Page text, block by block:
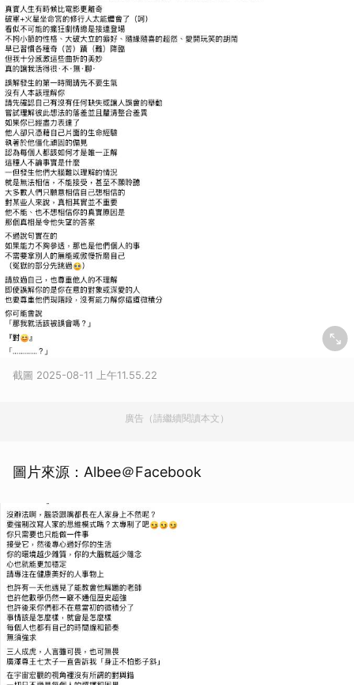
截圖 2025-08-11 上午11.55.22
廣告（請繼續閱讀本文）
圖片來源：Albee＠Facebook